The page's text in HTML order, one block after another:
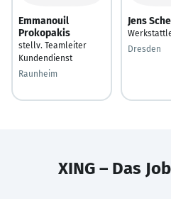
Emmanouil
Prokopakis
stellv. Teamleiter
Kundendienst
Raunheim
Jens
Dresden
XING – Das